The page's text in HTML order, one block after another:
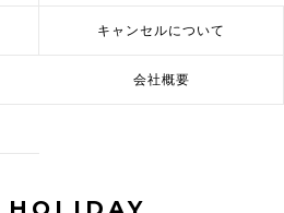
キャンセルについて
会社概要